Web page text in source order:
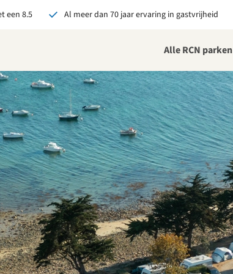
een 8.5 Al meer dan 70 jaar ervaring in gastvrijheid
Alle RCN parken
bij RCN boekt, krijg je:
De beste prijsgarantie
Exclusieve voordelen
Persoonlijk contact
alle voordelen